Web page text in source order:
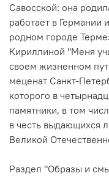
Савосской: она
работает в Германии
родном городе
Кириллиной "Меня
своем жизненном
меценат Санкт-
которого в
памятники, в том
в честь выдающихся
Великой
Раздел "Образы и